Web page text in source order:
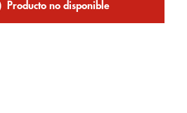
Producto no disponible